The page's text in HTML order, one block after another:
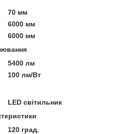
70 мм
6000 мм
6000 мм
5400 лм
100 лм/Вт
LED світильник
120 град.